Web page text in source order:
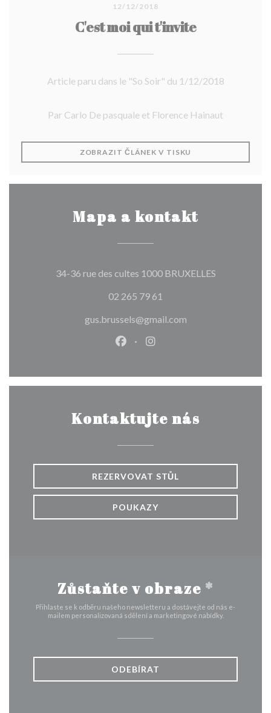
12/12/2018
C'est moi qui t'invite
Article paru dans le "So Soir" du 1/12/2018
Par Carlo De pasquale et Florence Hainaut
ZOBRAZIT ČLÁNEK V TISKU
Mapa a kontakt
34-36 rue des cultes 1000 BRUXELLES((otevře se v
02 265 79 61
gus.brussels@gmail.com
Facebook ((otevře se v novém
Instagram ((otevře se v
Kontaktujte nás
REZERVOVAT STŮL
POUKAZY
Zůstaňte v obraze *
Přihlaste se k odběru našeho newsletteru a dostávejte od nás e-
mailem personalizovaná sdělení a marketingové nabídky.
ODEBÍRAT